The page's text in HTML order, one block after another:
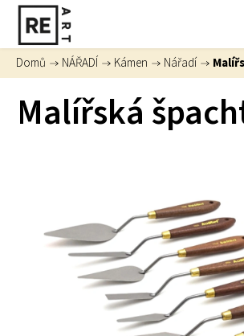
Domů / NÁŘADÍ / Kámen / Nářadí /
Malířská